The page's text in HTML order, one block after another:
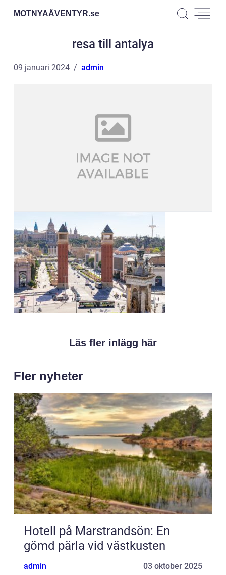
MOTNYAÄVENTYR.se
resa till antalya
09 januari 2024 admin
Läs fler inlägg här
Fler nyheter
Hotell på Marstrandsön: En
gömd pärla vid västkusten
admin 03 oktober 2025